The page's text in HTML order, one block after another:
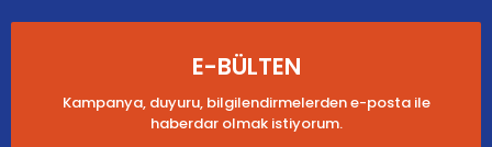
E-BÜLTEN
Kampanya, duyuru, bilgilendirmelerden e-posta ile
haberdar olmak istiyorum.